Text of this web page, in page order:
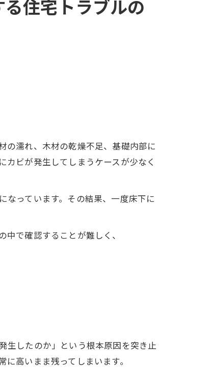
住宅トラブルの
の濡れ、木材の乾燥不足、基礎内部に
ビが発生してしまうケースが少なく
っています。その結果、一度床下に
で確認することが難しく、
生したのか」という根本原因を突き止
高いまま残ってしまいます。